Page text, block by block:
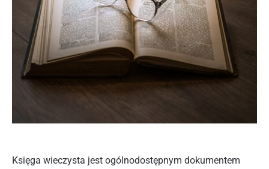
Księga wieczysta jest ogólnodostępnym dokumentem